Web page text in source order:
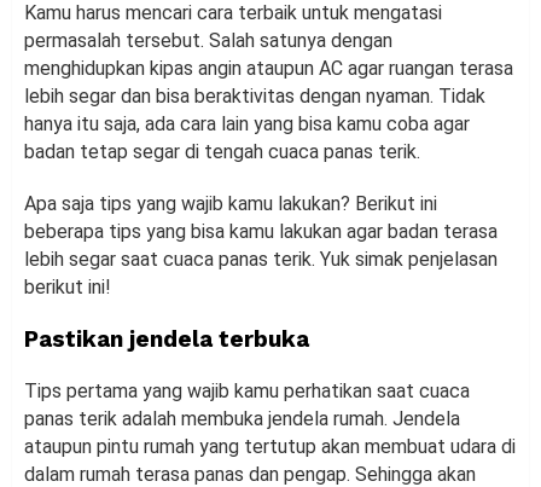
Kamu harus mencari cara terbaik untuk mengatasi
permasalah tersebut. Salah satunya dengan
menghidupkan kipas angin ataupun AC agar ruangan terasa
lebih segar dan bisa beraktivitas dengan nyaman. Tidak
hanya itu saja, ada cara lain yang bisa kamu coba agar
badan tetap segar di tengah cuaca panas terik.
Apa saja tips yang wajib kamu lakukan? Berikut ini
beberapa tips yang bisa kamu lakukan agar badan terasa
lebih segar saat cuaca panas terik. Yuk simak penjelasan
berikut ini!
Pastikan jendela terbuka
Tips pertama yang wajib kamu perhatikan saat cuaca
panas terik adalah membuka jendela rumah. Jendela
ataupun pintu rumah yang tertutup akan membuat udara di
dalam rumah terasa panas dan pengap. Sehingga akan